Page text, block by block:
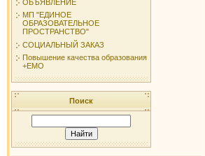
ОБЪЯВЛЕНИЕ
МП "ЕДИНОЕ
ОБРАЗОВАТЕЛЬНОЕ
ПРОСТРАНСТВО"
СОЦИАЛЬНЫЙ ЗАКАЗ
Повышение качества образования
+ЕМО
Поиск